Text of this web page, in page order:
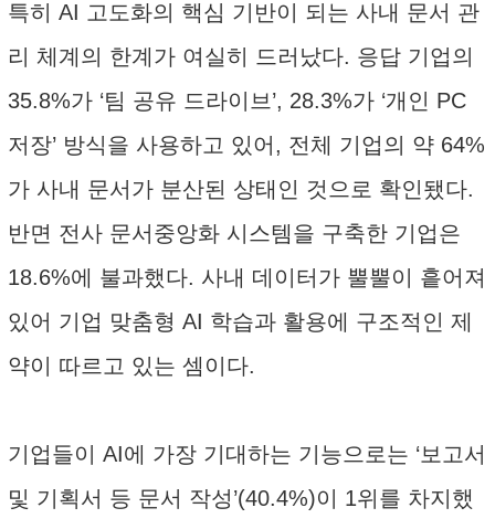
특히 AI 고도화의 핵심 기반이 되는 사내 문서 관
리 체계의 한계가 여실히 드러났다. 응답 기업의
35.8%가 ‘팀 공유 드라이브’, 28.3%가 ‘개인 PC
저장’ 방식을 사용하고 있어, 전체 기업의 약 64%
가 사내 문서가 분산된 상태인 것으로 확인됐다.
반면 전사 문서중앙화 시스템을 구축한 기업은
18.6%에 불과했다. 사내 데이터가 뿔뿔이 흩어져
있어 기업 맞춤형 AI 학습과 활용에 구조적인 제
약이 따르고 있는 셈이다.
기업들이 AI에 가장 기대하는 기능으로는 ‘보고서
및 기획서 등 문서 작성’(40.4%)이 1위를 차지했